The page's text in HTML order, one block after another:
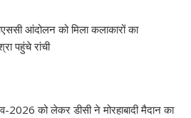
आंदोलन को मिला कलाकारों का
पहुंचे रांची
2026 को लेकर डीसी ने मोरहाबादी मैदान का